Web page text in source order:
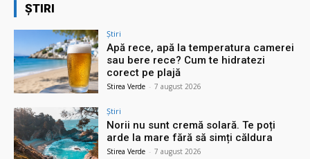
ȘTIRI
Știri
Apă rece, apă la temperatura camerei
sau bere rece? Cum te hidratezi
corect pe plajă
Stirea Verde - 7 august 2026
Știri
Norii nu sunt cremă solară. Te poți
arde la mare fără să simți căldura
Stirea Verde - 7 august 2026